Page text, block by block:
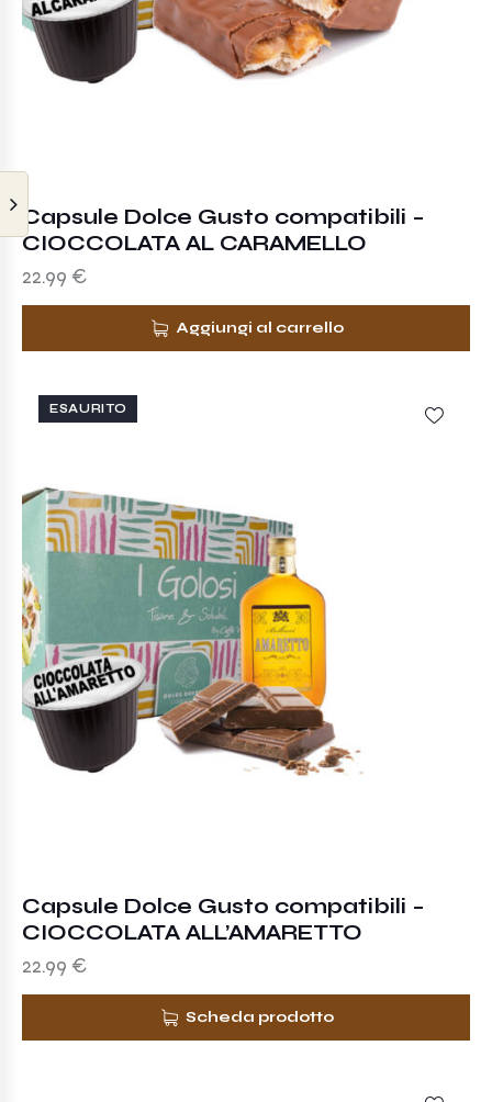
Capsule Dolce Gusto compatibili –
CIOCCOLATA AL CARAMELLO
22.99 €
Aggiungi al carrello
ESAURITO
Capsule Dolce Gusto compatibili –
CIOCCOLATA ALL’AMARETTO
22.99 €
Scheda prodotto